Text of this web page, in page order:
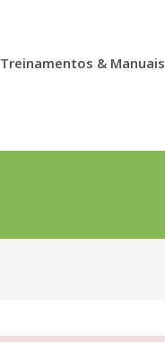
Treinamentos & Manuais